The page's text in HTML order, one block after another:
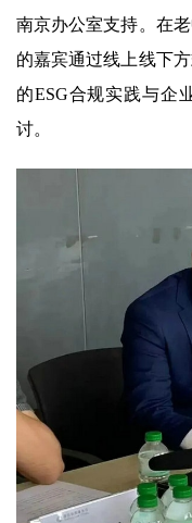
南京办公室支持。在
的嘉宾通过线上线下
的ESG合规实践与企
讨。